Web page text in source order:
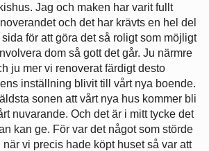
Jag och maken har varit fullt
och det har krävts en hel del
för att göra det så roligt som möjligt
dom så gott det går. Ju närmre
ju mer vi renoverat färdigt desto
inställning blivit till vårt nya boende.
sonen att vårt nya hus kommer bli
nuvarande. Och det är i mitt tycke det
kan ge. För var det något som störde
vi precis hade köpt huset så var att